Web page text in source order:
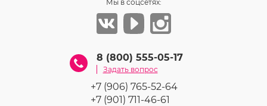
Мы в соцсетях:
8 (800) 555-05-17
Задать вопрос
+7 (906) 765-52-64
+7 (901) 711-46-61